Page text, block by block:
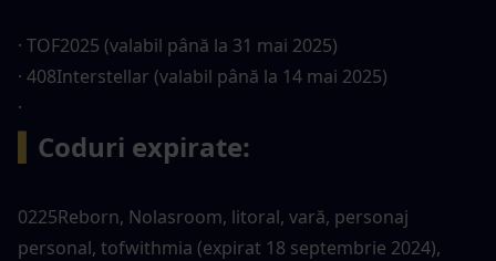
· TOF2025 (valabil până la 31 mai 2025)
· 408Interstellar (valabil până la 14 mai 2025)
·
Coduri expirate:
0225Reborn, Nolasroom, litoral, vară, personaj
personal, tofwithmia (expirat 18 septembrie 2024),